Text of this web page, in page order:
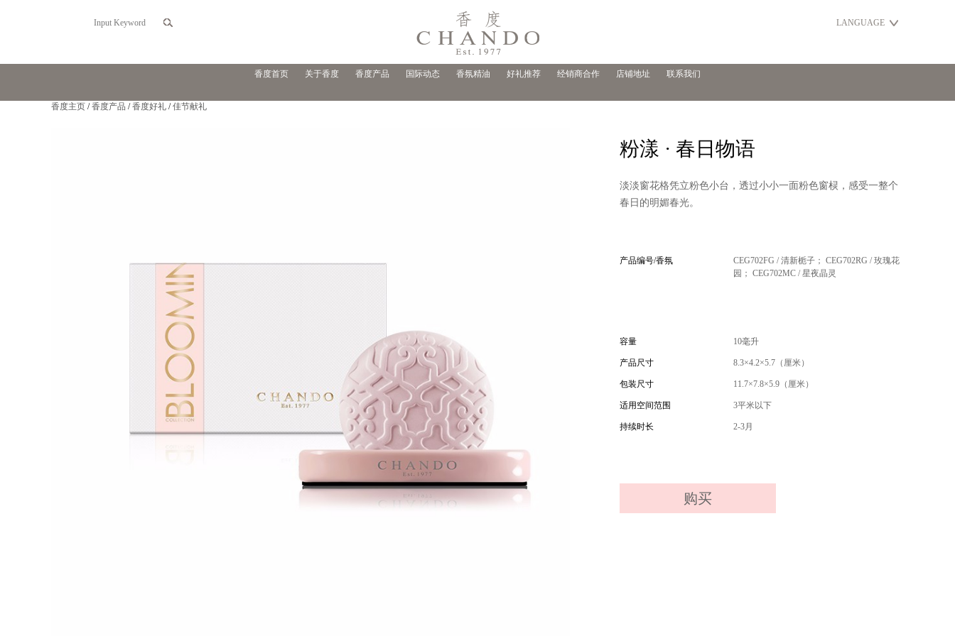
LANGUAGE
香度首页 关于香度 香度产品 国际动态 香氛精油 好礼推荐 经销商合作 店铺地址 联系我们
香度主页 /香度产品 /香度好礼 /佳节献礼
粉漾 · 春日物语
淡淡窗花格凭立粉色小台，透过小小一面粉色窗棂，感受一整个
春日的明媚春光。
产品编号/香氛
CEG702FG / 清新栀子； CEG702RG / 玫瑰花
园； CEG702MC / 星夜晶灵
容量 10毫升
产品尺寸 8.3×4.2×5.7（厘米）
包装尺寸 11.7×7.8×5.9（厘米）
适用空间范围 3平米以下
持续时长 2-3月
购买